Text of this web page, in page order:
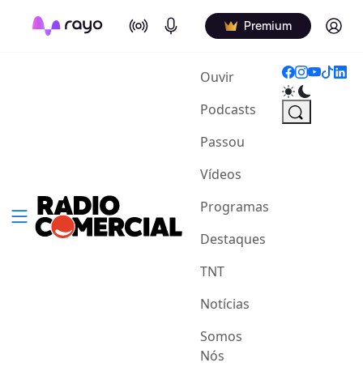
On Air Podcasts Premium Log in
Ouvir(current)
Podcasts
Passou
Vídeos
Programas
Destaques
TNT
Notícias
Somos
Nós